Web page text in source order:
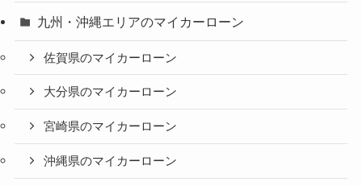
九州・沖縄エリアのマイカーローン
佐賀県のマイカーローン
大分県のマイカーローン
宮崎県のマイカーローン
沖縄県のマイカーローン